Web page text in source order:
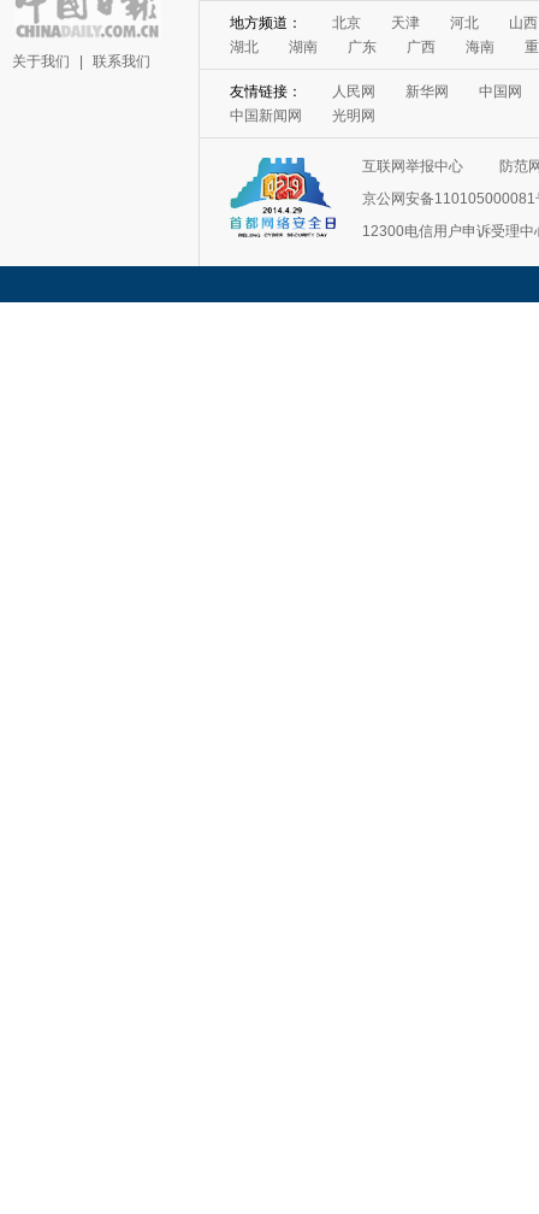
关于我们 联系我们
地方频道： 北京 天津 河北
山西
湖北
湖南 广东 广西 海南
友情链接： 人民网 新华网
中国网
中国新闻网
光明网
互联网举报中心
防范
京公网安备110105000081
12300电信用户申诉受理中